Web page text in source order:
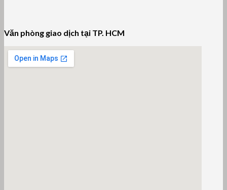
Văn phòng giao dịch tại TP. HCM